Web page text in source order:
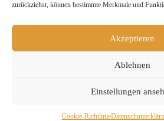
zurückziehst, können bestimmte Merkmale und
Akzeptieren
Ablehnen
Einstellungen
Cookie-Richtlinie
© Copyright 2024 Yogimotion •»